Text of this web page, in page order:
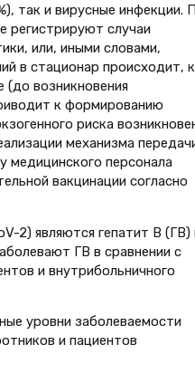
так и вирусные инфекции.
регистрируют случаи
или, иными словами,
в стационар происходит,
(до возникновения
к формированию
риска
механизма
медицинского персонала
вакцинации согласно
2) являются гепатит В (ГВ)
ГВ в сравнении с
и внутрибольничного
уровни заболеваемости
и пациентов